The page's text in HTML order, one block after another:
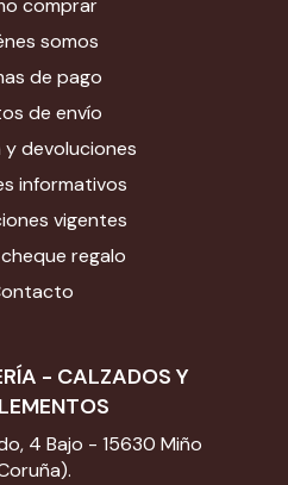
- CALZADOS Y
4 Bajo - 15630 Miño
comprar
somos
de pago
de envío
devoluciones
informativos
vigentes
regalo